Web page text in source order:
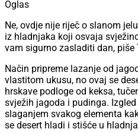
Oglas
Ne, ovdje nije riječ o slanom
iz hladnjaka koji osvaja
vam sigurno zasladiti dan, piše
Način pripreme lazanje od
vlastitom ukusu, no ovaj se
hrskave podloge od keksa,
svježih jagoda i pudinga.
slaganjem svakog elementa
se desert hladi i stišće u